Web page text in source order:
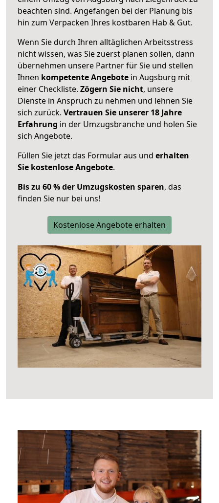
beachten sind. Angefangen bei der Planung bis
hin zum Verpacken Ihres kostbaren Hab & Gut.
Wenn Sie durch Ihren alltäglichen Arbeitsstress
nicht wissen, was Sie zuerst planen sollen, dann
übernehmen unsere Partner für Sie und stellen
Ihnen kompetente Angebote in Augsburg mit
einer Checkliste. Zögern Sie nicht, unsere
Dienste in Anspruch zu nehmen und lehnen Sie
sich zurück. Vertrauen Sie unserer 18 Jahre
Erfahrung in der Umzugsbranche und holen Sie
sich Angebote.
Füllen Sie jetzt das Formular aus und erhalten
Sie kostenlose Angebote.
Bis zu 60 % der Umzugskosten sparen, das
finden Sie nur bei uns!
Kostenlose Angebote erhalten